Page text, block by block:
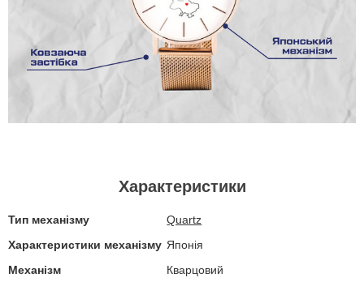
Характеристики
Тип механізму
Quartz
Характеристики механізму Японія
Механізм
Кварцовий